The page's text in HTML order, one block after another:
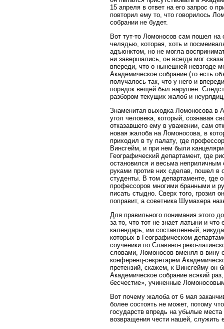
15 апреля в ответ на его запрос о
повторил ему то, что говорилось
собрании не будет.
Вот тут-то Ломоносов сам пошел на
челядью, которая, хоть и
адъюнктом, но не могла
ни завершались, он всегда мог
впереди, что о нынешней невзгоде
Академическое собрание (то есть
получалось так, что у него и
порядок вещей был нарушен:
разбором текущих жалоб и
Знаменитая выходка Ломоносова в
угол человека, который, сознавая
отказавшего ему в уважении, сам
новая жалоба на Ломоносова, в
приходил в ту палату, где
Винсгейм, и при нем были
Географический департамент, где
остановился и весьма
руками против них сделав, пошел в
студенты. В том департаменте, где
профессоров многими бранными и
писать стыдно. Сверх того, грозил
поправит, а советника Шумахера
Для правильного понимания этого
за то, что тот не знает латыни и
календарь, им составленный,
которых в Географическом
соученики по Славяно-греко-
словами, Ломоносов вменял в вину
конференц-секретарем
претензий, скажем, к Винсгейму он
Академическое собрание всякий
бесчестие», учиненные
Вот почему жалоба от 6 мая
более состоять не может, потому
государств впредь на убылые
возвращения чести нашей, служить